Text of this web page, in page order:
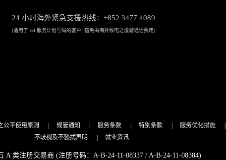
24 小时海外紧急支援热线：+852 3477 4089
(适用于 csl 服务计划号码的客户, 豁免由海外致电之漫游通话费用)
公平使用原则 | 规管通知 | 服务条款| 特别条款| 服务优化措施|
不歧视及不骚扰声明 | 就业资讯
A 类注册交易商 (注册号码：A-B-24-11-08337 / A-B-24-11-08384)